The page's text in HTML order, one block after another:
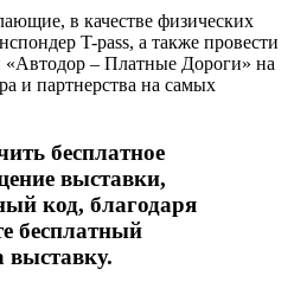
в качестве физических
T-pass, а также провести
«Автодор – Платные Дороги» на
и партнерства на самых
бесплатное
выставки,
код, благодаря
бесплатный
выставку.